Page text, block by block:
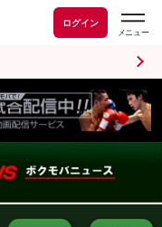
ログイン